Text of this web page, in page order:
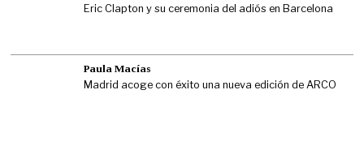
Eric Clapton y su ceremonia del adiós en Barcelona
Paula Macías
Madrid acoge con éxito una nueva edición de ARCO